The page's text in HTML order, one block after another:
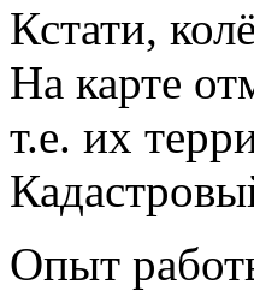
Кстати,
На карте
т.е. их
Опыт